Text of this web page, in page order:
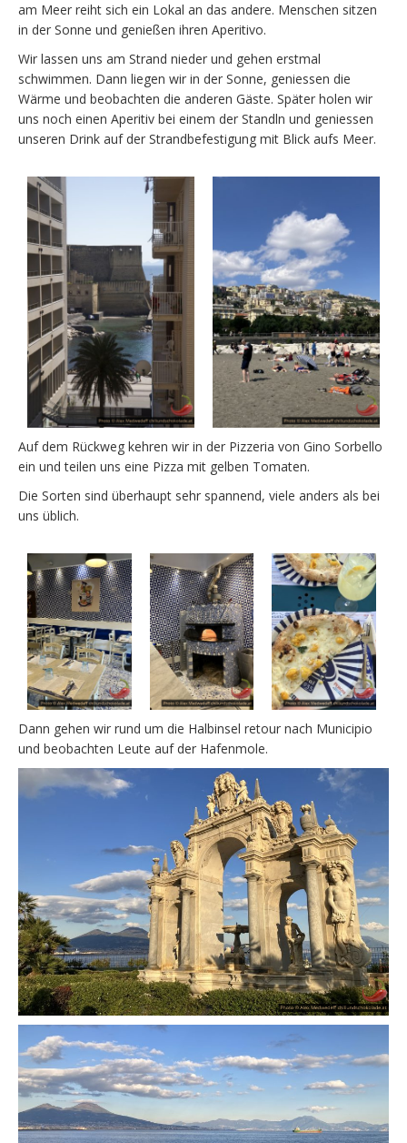
am Meer reiht sich ein Lokal an das andere. Menschen sitzen
in der Sonne und genießen ihren Aperitivo.
Wir lassen uns am Strand nieder und gehen erstmal
schwimmen. Dann liegen wir in der Sonne, geniessen die
Wärme und beobachten die anderen Gäste. Später holen wir
uns noch einen Aperitiv bei einem der Standln und geniessen
unseren Drink auf der Strandbefestigung mit Blick aufs Meer.
Auf dem Rückweg kehren wir in der Pizzeria von Gino Sorbello
ein und teilen uns eine Pizza mit gelben Tomaten.
Die Sorten sind überhaupt sehr spannend, viele anders als bei
uns üblich.
Dann gehen wir rund um die Halbinsel retour nach Municipio
und beobachten Leute auf der Hafenmole.